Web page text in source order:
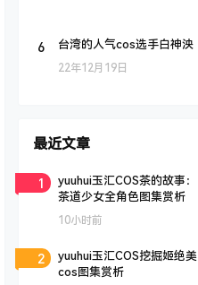
6 台湾的人气cos选手白神泱
22年12月19日
最近文章
1
yuuhui玉汇COS茶的故事：
茶道少女全角色图集赏析
10小时前
2
yuuhui玉汇COS挖掘姬绝美
cos图集赏析